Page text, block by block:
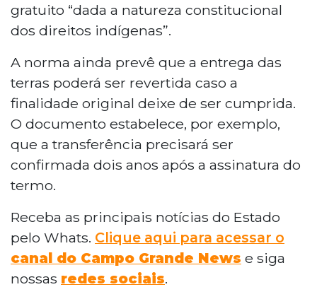
gratuito “dada a natureza constitucional
dos direitos indígenas”.
A norma ainda prevê que a entrega das
terras poderá ser revertida caso a
finalidade original deixe de ser cumprida.
O documento estabelece, por exemplo,
que a transferência precisará ser
confirmada dois anos após a assinatura do
termo.
Receba as principais notícias do Estado
pelo Whats. Clique aqui para acessar o
canal do Campo Grande News e siga
nossas redes sociais.